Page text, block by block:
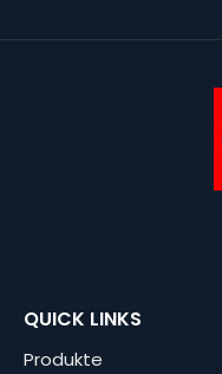
QUICK LINKS
Produkte